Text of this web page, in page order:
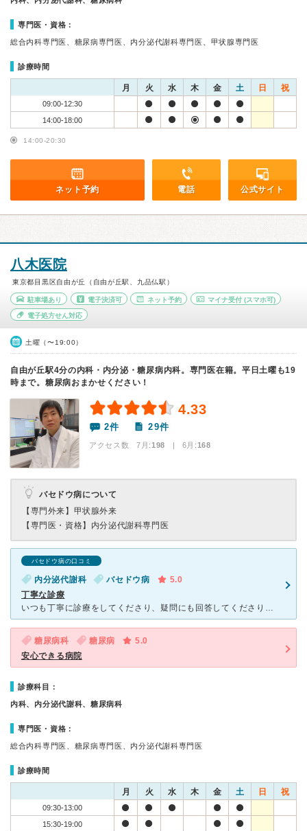
専門医・資格：
総合内科専門医、糖尿病専門医、内分泌代謝科専門医、甲状腺専門医
診療時間
月 火 水 木 金 土 日 祝
09:00-12:30
14:00-18:00
14:00-20:30
ネット予約 電話 公式サイト
八木医院
東京都目黒区自由が丘（自由が丘駅、九品仏駅）
駐車場あり 電子決済可 ネット予約 マイナ受付 (スマホ可)
電子処方せん対応
土曜（〜19:00）
自由が丘駅4分の内科・内分泌・糖尿病内科。専門医在籍。平日土曜も19
時まで。糖尿病おまかせください！
4.33
2件 29件
アクセス数 7月:198 | 6月:168
バセドウ病について
【専門外来】 甲状腺外来
【専門医・資格】 内分泌代謝科専門医
バセドウ病の口コミ
内分泌代謝科 バセドウ病
5.0
丁寧な診療
いつも丁寧に診療をしてくださり、疑問にも回答してくださり、ありがたいです。薬を切らすと大変なので、バセドウ病の薬を院内処方してくださり、わざわざ薬局に薬を取りに行かずに済んでいます。少し神経質な息子か
糖尿病科 糖尿病
5.0
安心できる病院
診療科目：
内科、内分泌代謝科、糖尿病科
専門医・資格：
総合内科専門医、糖尿病専門医、内分泌代謝科専門医
診療時間
月 火 水 木 金 土 日 祝
09:30-13:00
15:30-19:00